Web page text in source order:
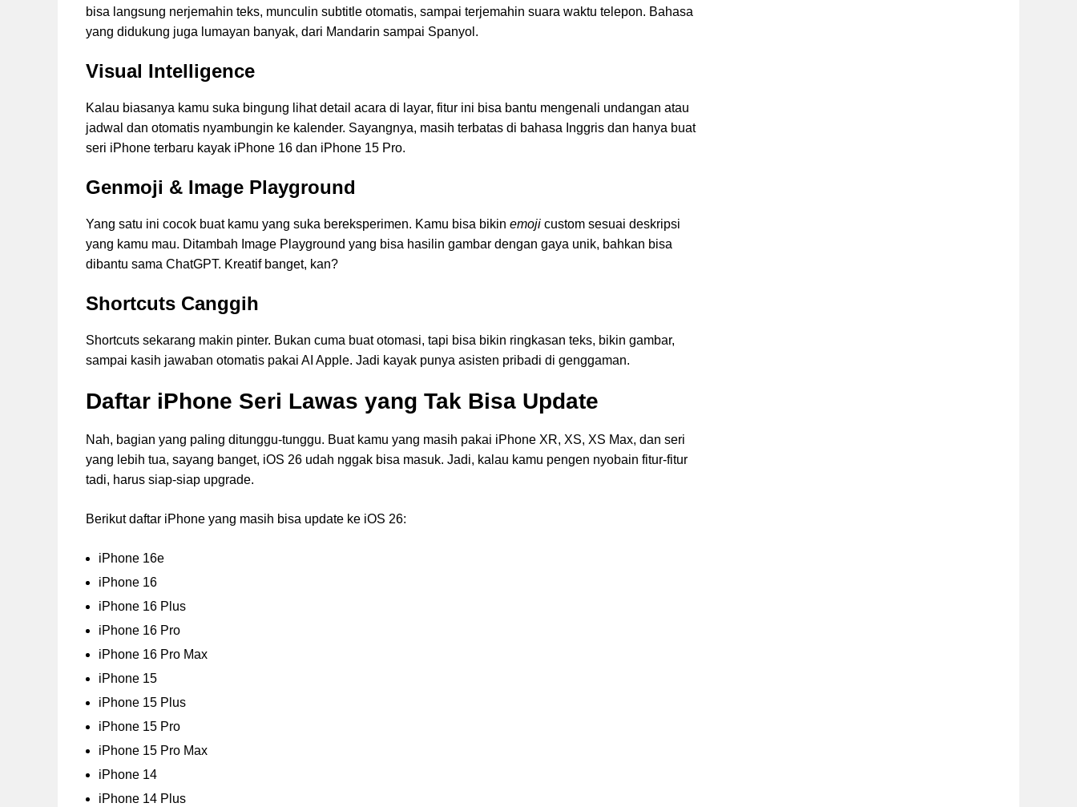
bisa langsung nerjemahin teks, munculin subtitle otomatis, sampai terjemahin suara waktu telepon. Bahasa
yang didukung juga lumayan banyak, dari Mandarin sampai Spanyol.
Visual Intelligence
Kalau biasanya kamu suka bingung lihat detail acara di layar, fitur ini bisa bantu mengenali undangan atau
jadwal dan otomatis nyambungin ke kalender. Sayangnya, masih terbatas di bahasa Inggris dan hanya buat
seri iPhone terbaru kayak iPhone 16 dan iPhone 15 Pro.
Genmoji & Image Playground
Yang satu ini cocok buat kamu yang suka bereksperimen. Kamu bisa bikin emoji custom sesuai deskripsi
yang kamu mau. Ditambah Image Playground yang bisa hasilin gambar dengan gaya unik, bahkan bisa
dibantu sama ChatGPT. Kreatif banget, kan?
Shortcuts Canggih
Shortcuts sekarang makin pinter. Bukan cuma buat otomasi, tapi bisa bikin ringkasan teks, bikin gambar,
sampai kasih jawaban otomatis pakai AI Apple. Jadi kayak punya asisten pribadi di genggaman.
Daftar iPhone Seri Lawas yang Tak Bisa Update
Nah, bagian yang paling ditunggu-tunggu. Buat kamu yang masih pakai iPhone XR, XS, XS Max, dan seri
yang lebih tua, sayang banget, iOS 26 udah nggak bisa masuk. Jadi, kalau kamu pengen nyobain fitur-fitur
tadi, harus siap-siap upgrade.
Berikut daftar iPhone yang masih bisa update ke iOS 26:
iPhone 16e
iPhone 16
iPhone 16 Plus
iPhone 16 Pro
iPhone 16 Pro Max
iPhone 15
iPhone 15 Plus
iPhone 15 Pro
iPhone 15 Pro Max
iPhone 14
iPhone 14 Plus